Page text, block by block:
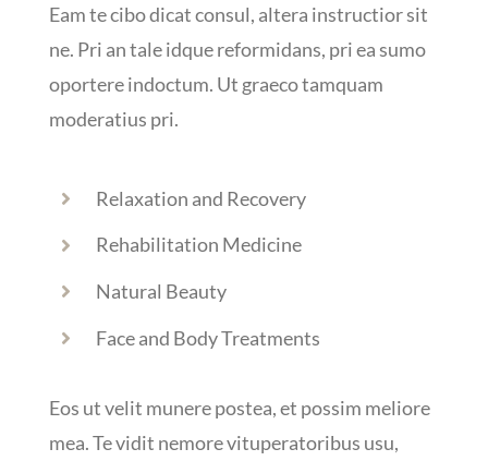
Eam te cibo dicat consul, altera instructior sit
ne. Pri an tale idque reformidans, pri ea sumo
oportere indoctum. Ut graeco tamquam
moderatius pri.
Relaxation and Recovery
Rehabilitation Medicine
Natural Beauty
Face and Body Treatments
Eos ut velit munere postea, et possim meliore
mea. Te vidit nemore vituperatoribus usu,